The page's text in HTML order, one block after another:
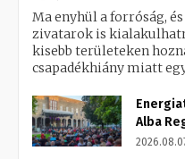
Ma enyhül a forróság,
zivatarok is
kisebb területeken
csapadékhiány miatt
Alba